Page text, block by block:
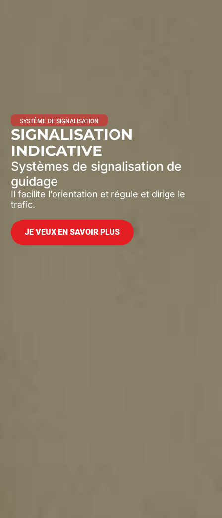
SYSTÈME DE SIGNALISATION
SIGNALISATION
INDICATIVE
Systèmes de signalisation de
guidage
Il facilite l’orientation et régule et dirige le
trafic.
JE VEUX EN SAVOIR PLUS